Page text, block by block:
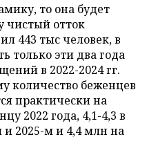
то она будет
чистый отток
443 тыс человек, в
только эти два года
в 2022-2024 гг.
количество беженцев
практически на
2022 года, 4,1-4,3 в
и 2025-м и 4,4 млн на